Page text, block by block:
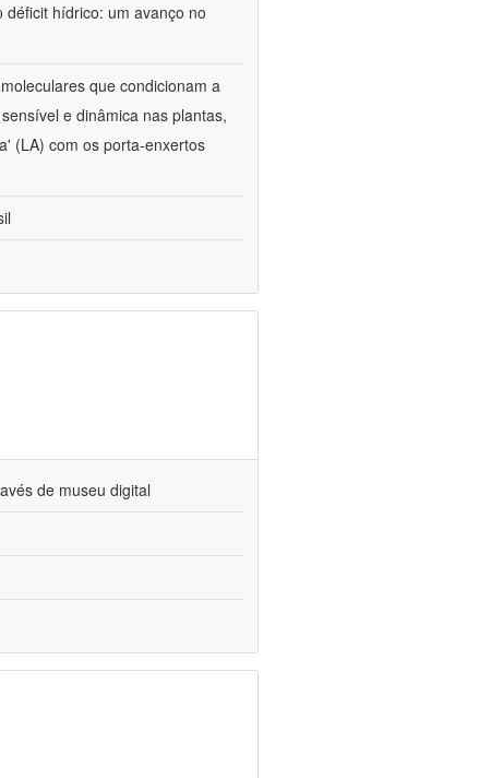
hídrico: um avanço no
que condicionam a
e dinâmica nas plantas,
(LA) com os porta-enxertos
de museu digital